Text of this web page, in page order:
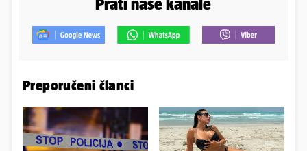
Preporučeni članci